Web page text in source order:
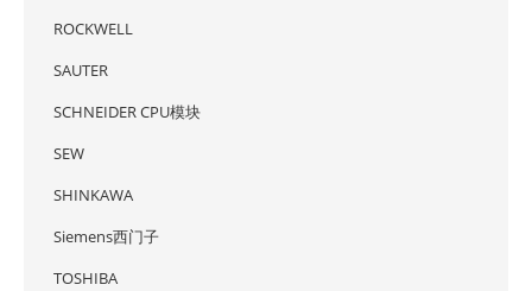
ROCKWELL
SAUTER
SCHNEIDER CPU模块
SEW
SHINKAWA
Siemens西门子
TOSHIBA